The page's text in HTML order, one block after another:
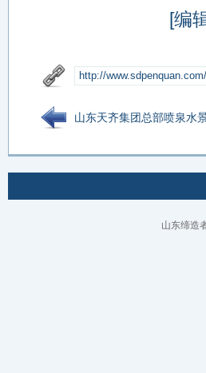
[编
山东天齐集团总部喷泉水
山东缔造